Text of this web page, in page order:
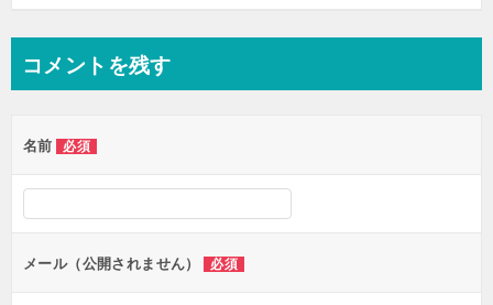
コメントを残す
名前 必須
メール（公開されません） 必須